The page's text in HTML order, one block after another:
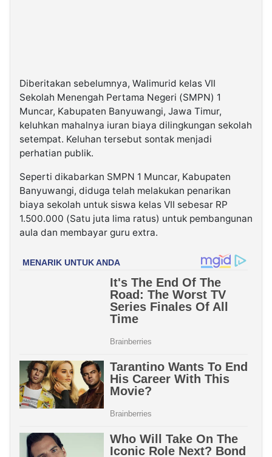
Diberitakan sebelumnya, Walimurid kelas VII
Sekolah Menengah Pertama Negeri (SMPN) 1
Muncar, Kabupaten Banyuwangi, Jawa Timur,
keluhkan mahalnya iuran biaya dilingkungan sekolah
setempat. Keluhan tersebut sontak menjadi
perhatian publik.
Seperti dikabarkan SMPN 1 Muncar, Kabupaten
Banyuwangi, diduga telah melakukan penarikan
biaya sekolah untuk siswa kelas VII sebesar RP
1.500.000 (Satu juta lima ratus) untuk pembangunan
aula dan membayar guru extra.